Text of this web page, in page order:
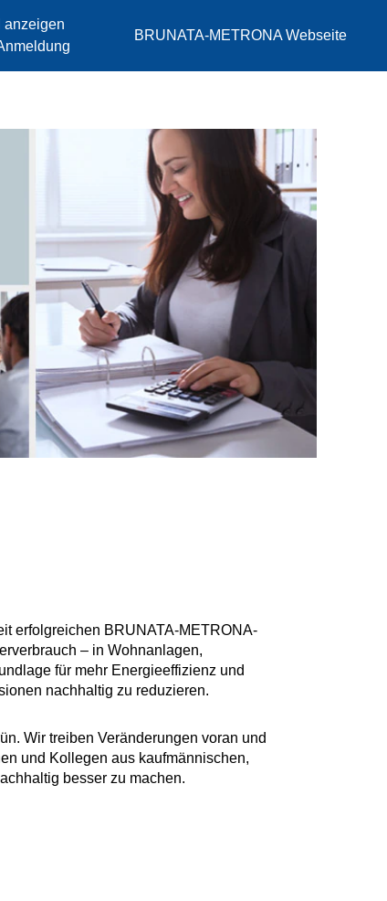
anzeigen
BRUNATA-METRONA Webseite
erfolgreichen BRUNATA-METRONA-
– in Wohnanlagen,
für mehr Energieeffizienz und
nachhaltig zu reduzieren.
Wir treiben Veränderungen voran und
und Kollegen aus kaufmännischen,
besser zu machen.